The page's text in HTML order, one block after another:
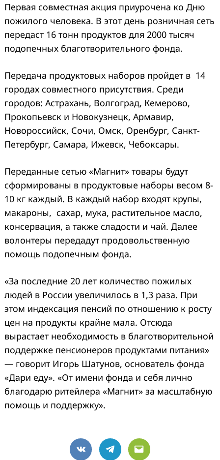
Первая совместная акция приурочена ко Дню
пожилого человека. В этот день розничная сеть
передаст 16 тонн продуктов для 2000 тысяч
подопечных благотворительного фонда.
Передача продуктовых наборов пройдет в 14
городах совместного присутствия. Среди
городов: Астрахань, Волгоград, Кемерово,
Прокопьевск и Новокузнецк, Армавир,
Новороссийск, Сочи, Омск, Оренбург, Санкт-
Петербург, Самара, Ижевск, Чебоксары.
Переданные сетью «Магнит» товары будут
сформированы в продуктовые наборы весом 8-
10 кг каждый. В каждый набор входят крупы,
макароны, сахар, мука, растительное масло,
консервация, а также сладости и чай. Далее
волонтеры передадут продовольственную
помощь подопечным фонда.
«За последние 20 лет количество пожилых
людей в России увеличилось в 1,3 раза. При
этом индексация пенсий по отношению к росту
цен на продукты крайне мала. Отсюда
вырастает необходимость в благотворительной
поддержке пенсионеров продуктами питания»
— говорит Игорь Шатунов, основатель фонда
«Дари еду». «От имени фонда и себя лично
благодарю ритейлера «Магнит» за масштабную
помощь и поддержку».
VK Telegram
Email